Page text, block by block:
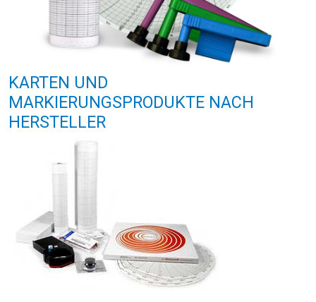
KARTEN UND
MARKIERUNGSPRODUKTE NACH
HERSTELLER